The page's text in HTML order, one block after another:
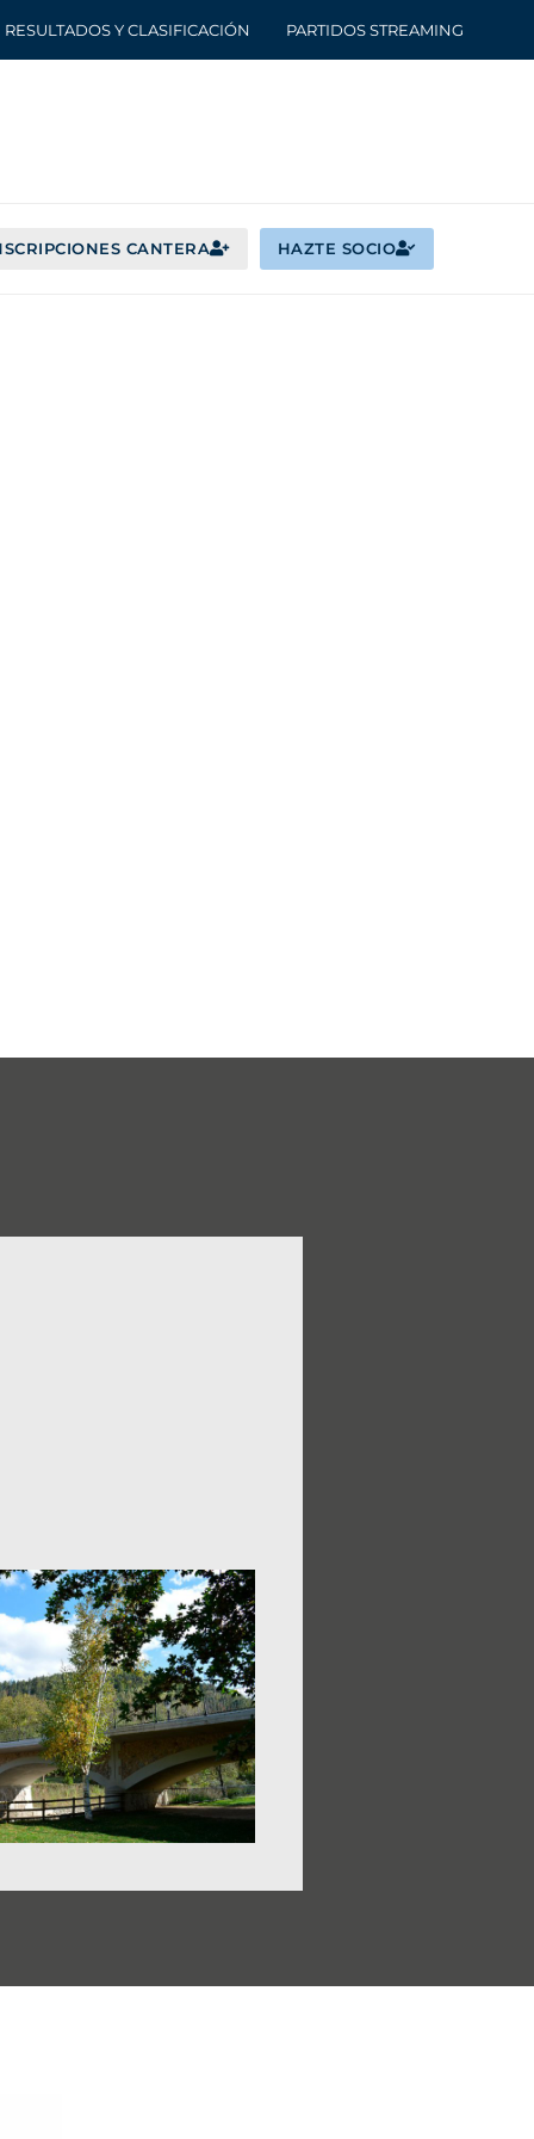
RESULTADOS Y CLASIFICACIÓN PARTIDOS STREAMING
CANTERA HAZTE SOCIO